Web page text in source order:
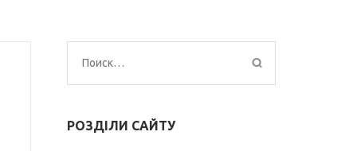
Найти:
РОЗДІЛИ САЙТУ